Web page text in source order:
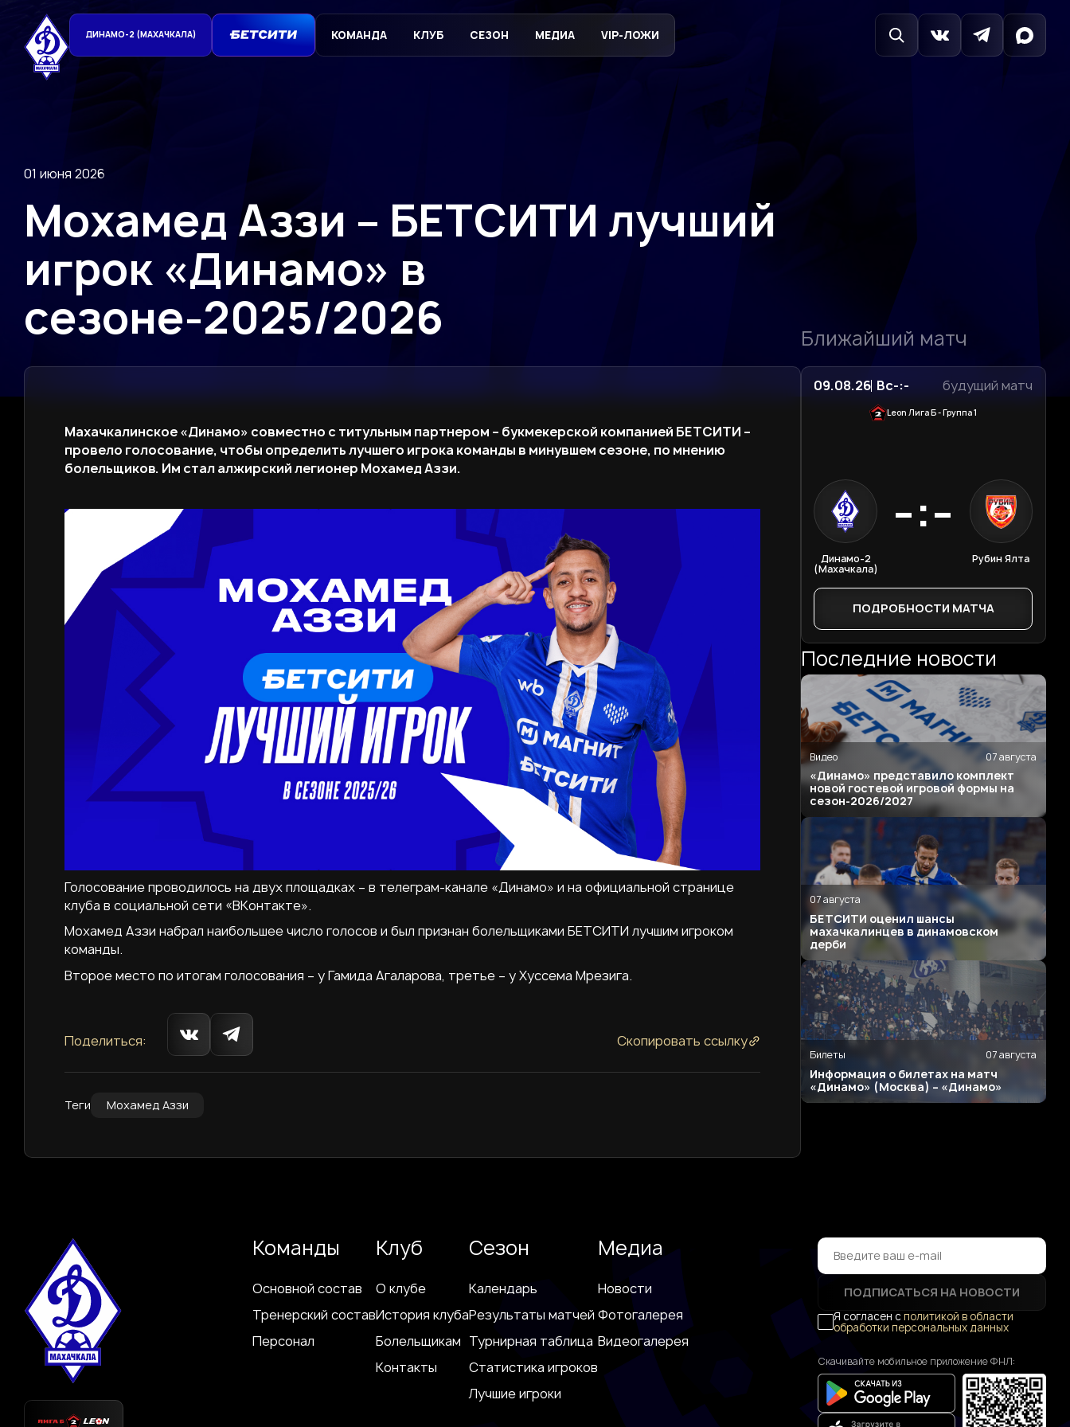
ДИНАМО-2 (МАХАЧКАЛА) КОМАНДА КЛУБ СЕЗОН МЕДИА VIP-ЛОЖИ
01 июня 2026
Мохамед Аззи – БЕТСИТИ лучший
игрок «Динамо» в
сезоне-2025/2026
Махачкалинское «Динамо» совместно с титульным партнером – букмекерской компанией БЕТСИТИ –
провело голосование, чтобы определить лучшего игрока команды в минувшем сезоне, по мнению
болельщиков. Им стал алжирский легионер Мохамед Аззи.
Голосование проводилось на двух площадках – в телеграм-канале «Динамо» и на официальной странице
клуба в социальной сети «ВКонтакте».
Мохамед Аззи набрал наибольшее число голосов и был признан болельщиками БЕТСИТИ лучшим игроком
команды.
Второе место по итогам голосования – у Гамида Агаларова, третье – у Хуссема Мрезига.
Поделиться: Скопировать ссылку
Теги Мохамед Аззи
Ближайший матч
09.08.26 Вс-:- будущий матч
Leon Лига Б - Группа 1
Динамо-2
(Махачкала)
-:-
Рубин Ялта
ПОДРОБНОСТИ МАТЧА
Последние новости
Видео 07 августа
«Динамо» представило комплект
новой гостевой игровой формы на
сезон-2026/2027
07 августа
БЕТСИТИ оценил шансы
махачкалинцев в динамовском
дерби
Билеты 07 августа
Информация о билетах на матч
«Динамо» (Москва) – «Динамо»
Команды
Основной состав
Тренерский состав
Персонал
Клуб
О клубе
История клуба
Болельщикам
Контакты
Сезон
Календарь
Результаты матчей
Турнирная таблица
Статистика игроков
Лучшие игроки
Медиа
Новости
Фотогалерея
Видеогалерея
ПОДПИСАТЬСЯ НА НОВОСТИ
Я согласен сполитикой в области
обработки персональных данных
Скачивайте мобильное приложение ФНЛ: